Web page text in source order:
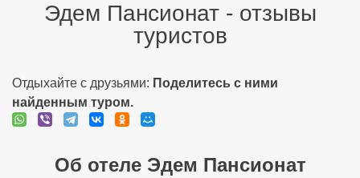
Эдем Пансионат - отзывы
туристов
Отдыхайте с друзьями: Поделитесь с ними
найденным туром.
Об отеле Эдем Пансионат